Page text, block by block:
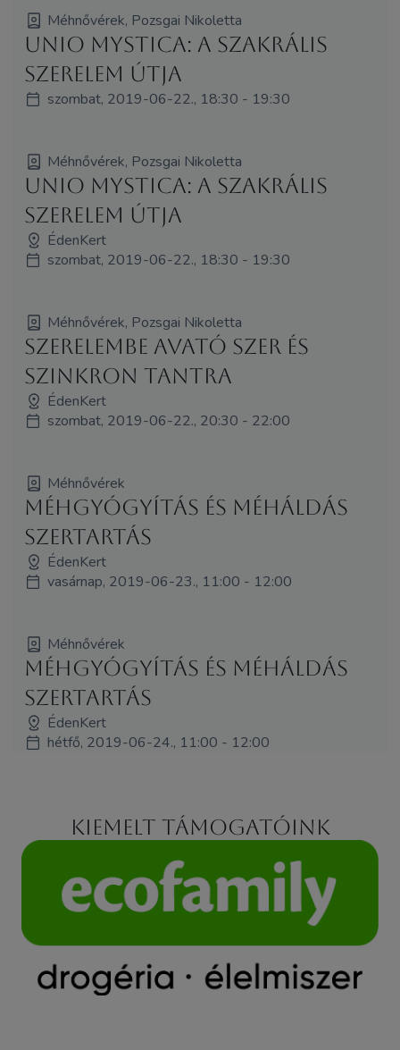
Méhnővérek, Pozsgai Nikoletta
Unio Mystica: A Szakrális
SzerElem útja
szombat, 2019-06-22., 18:30 - 19:30
Méhnővérek, Pozsgai Nikoletta
Unio Mystica: A Szakrális
SzerElem útja
ÉdenKert
szombat, 2019-06-22., 18:30 - 19:30
Méhnővérek, Pozsgai Nikoletta
Szerelembe Avató Szer és
Szinkron Tantra
ÉdenKert
szombat, 2019-06-22., 20:30 - 22:00
Méhnővérek
Méhgyógyítás és MéhÁldás
szertartás
ÉdenKert
vasárnap, 2019-06-23., 11:00 - 12:00
Méhnővérek
Méhgyógyítás és MéhÁldás
szertartás
ÉdenKert
hétfő, 2019-06-24., 11:00 - 12:00
Kiemelt támogatóink